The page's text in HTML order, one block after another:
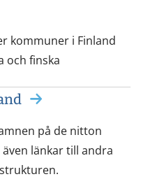
kommuner i Finland
och finska
på de nitton
länkar till andra